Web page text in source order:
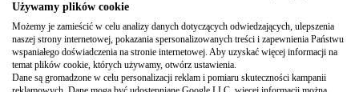
Używamy plików cookie
Możemy je zamieścić w celu analizy danych dotyczących odwiedzających, ulepszenia
naszej strony internetowej, pokazania spersonalizowanych treści i zapewnienia Państwu
wspaniałego doświadczenia na stronie internetowej. Aby uzyskać więcej informacji na
temat plików cookie, których używamy, otwórz ustawienia.
Dane są gromadzone w celu personalizacji reklam i pomiaru skuteczności kampanii